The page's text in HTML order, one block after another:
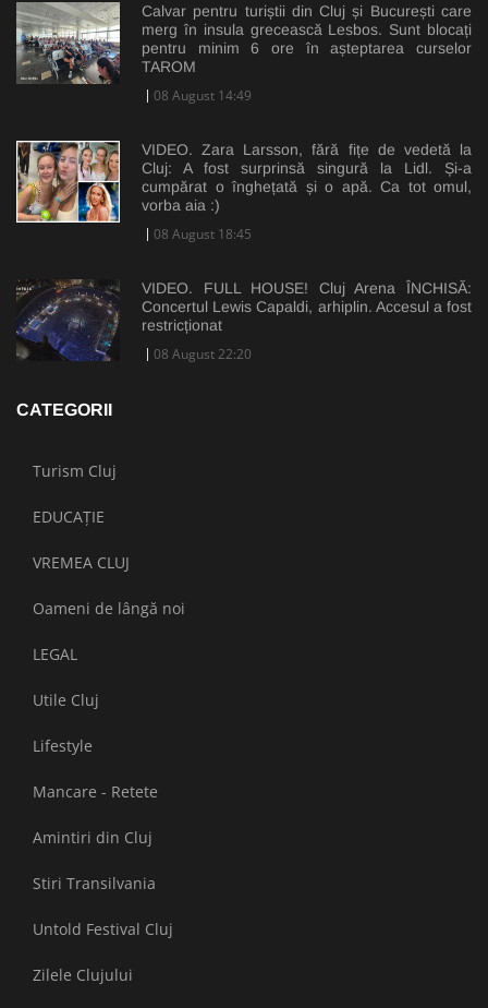
Calvar pentru turiștii din Cluj și București care
merg în insula grecească Lesbos. Sunt blocați
pentru minim 6 ore în așteptarea curselor
TAROM
08 August 14:49
VIDEO. Zara Larsson, fără fițe de vedetă la
Cluj: A fost surprinsă singură la Lidl. Și-a
cumpărat o înghețată și o apă. Ca tot omul,
vorba aia :)
08 August 18:45
VIDEO. FULL HOUSE! Cluj Arena ÎNCHISĂ:
Concertul Lewis Capaldi, arhiplin. Accesul a fost
restricționat
08 August 22:20
CATEGORII
Turism Cluj
EDUCAȚIE
VREMEA CLUJ
Oameni de lângă noi
LEGAL
Utile Cluj
Lifestyle
Mancare - Retete
Amintiri din Cluj
Stiri Transilvania
Untold Festival Cluj
Zilele Clujului